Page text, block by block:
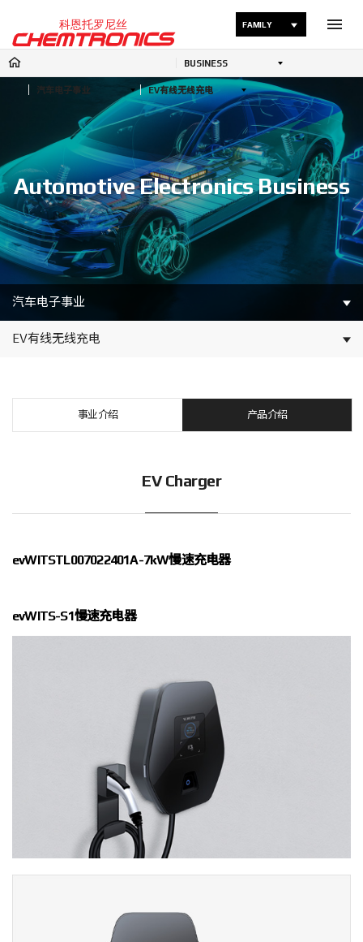
FAMILY
BUSINESS
汽车电子事业 EV有线无线充电
Automotive Electronics Business
汽车电子事业
EV有线无线充电
事业介绍 产品介绍
EV Charger
evWITSTL007022401A-7kW慢速充电器
evWITS-S1慢速充电器